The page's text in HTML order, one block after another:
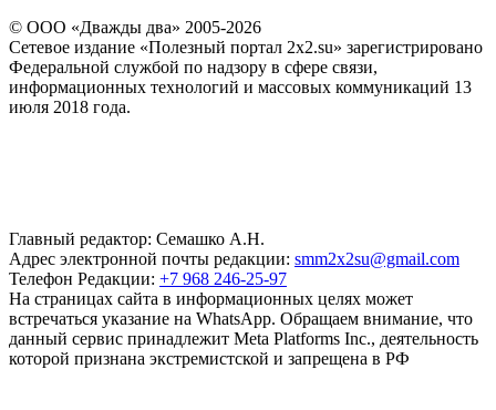
© ООО «Дважды два» 2005-2026
Сетевое издание «Полезный портал 2x2.su» зарегистрировано
Федеральной службой по надзору в сфере связи,
информационных технологий и массовых коммуникаций 13
июля 2018 года.
Главный редактор: Семашко А.Н.
Адрес электронной почты редакции: smm2x2su@gmail.com
Телефон Редакции: +7 968 246-25-97
На страницах сайта в информационных целях может
встречаться указание на WhatsApp. Обращаем внимание, что
данный сервис принадлежит Meta Platforms Inc., деятельность
которой признана экстремистской и запрещена в РФ